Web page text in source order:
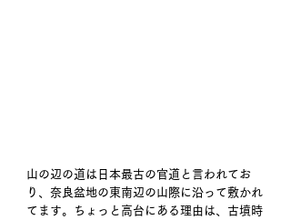
山の辺の道は日本最古の官道と言われてお
り、奈良盆地の東南辺の山際に沿って敷かれ
てます。ちょっと高台にある理由は、古墳時